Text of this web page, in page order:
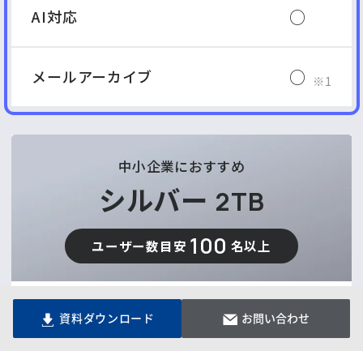
AI対応 ○
メールアーカイブ ○
中小企業におすすめ
シルバー 2TB
ユーザー数目安 100 名以上
20,240 円／月
資料ダウンロード お問い合わせ